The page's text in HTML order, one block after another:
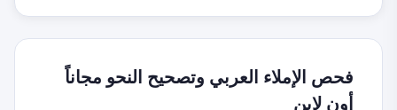
فحص الإملاء العربي وتصحيح النحو مجاناً
أون لاين